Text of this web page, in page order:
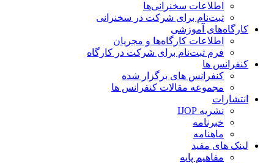
اطلاعات سخنرانی‌‌ها
ثبت‌نام برای شرکت در سخنرانی
کارگاه‌های آموزشی
اطلاعات کارگاه‌ها و مجریان
فرم ثبت‌نام برای شرکت در کارگاه
کنفرانس ها
کنفرانس های برگزار شده
مجموعه مقالات کنفرانس ها
انتشارات
نشریه IJOP
خبرنامه
ماهنامه
لینک های مفید
مفاهیم پایه